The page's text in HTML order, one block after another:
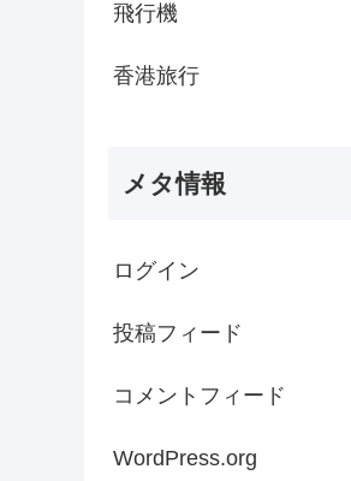
飛行機
香港旅行
メタ情報
ログイン
投稿フィード
コメントフィード
WordPress.org